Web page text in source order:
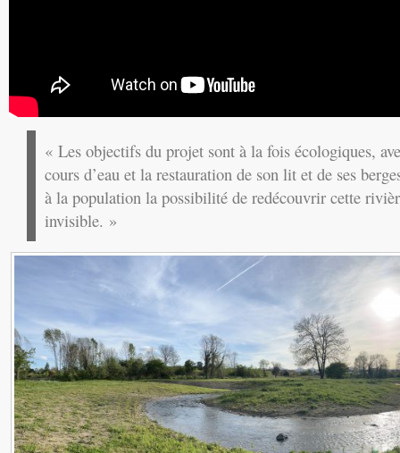
« Les objectifs du projet sont à la fois écologiques,
cours d’eau et la restauration de son lit et de ses
à la population la possibilité de redécouvrir cette
invisible. »